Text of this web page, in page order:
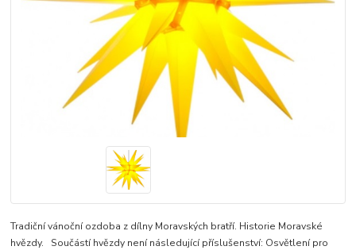
Tradiční vánoční ozdoba z dílny Moravských bratří. Historie Moravské
hvězdy. Součástí hvězdy není následující příslušenství: Osvětlení pro